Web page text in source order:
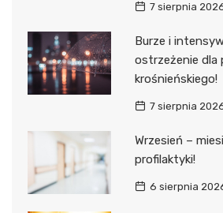
7 sierpnia
Burze i
ostrzeżenie dla
krośnieńskiego!
7 sierpnia
Wrzesień –
profilaktyki!
6 sierpnia